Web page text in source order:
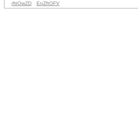
rfttOwZD EnZftOFV